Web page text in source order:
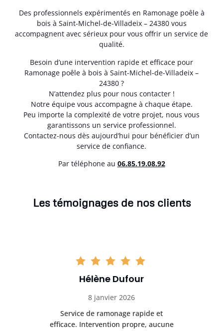
Des professionnels expérimentés en Ramonage poêle à
bois à Saint-Michel-de-Villadeix – 24380 vous
accompagnent avec sérieux pour vous offrir un service de
qualité.
Besoin d’une intervention rapide et efficace pour
Ramonage poêle à bois à Saint-Michel-de-Villadeix –
24380 ?
N’attendez plus pour nous contacter !
Notre équipe vous accompagne à chaque étape.
Peu importe la complexité de votre projet, nous vous
garantissons un service professionnel.
Contactez-nous dès aujourd’hui pour bénéficier d’un
service de confiance.
Par téléphone au 06.85.19.08.92
Les témoignages de nos clients
Hélène Dufour
8 janvier 2026
Service de ramonage rapide et
efficace. Intervention propre, aucune